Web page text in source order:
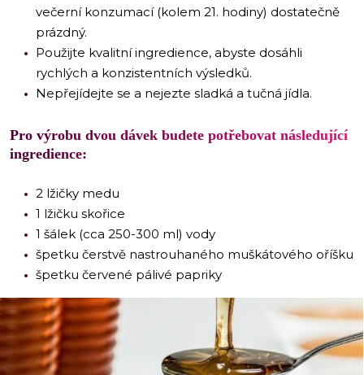
večerní konzumací (kolem 21. hodiny) dostatečně
prázdný.
Použijte kvalitní ingredience, abyste dosáhli
rychlých a konzistentních výsledků.
Nepřejídejte se a nejezte sladká a tučná jídla.
Pro výrobu dvou dávek budete potřebovat následující
ingredience:
2 lžičky medu
1 lžičku skořice
1 šálek (cca 250-300 ml) vody
špetku čerstvě nastrouhaného muškátového oříšku
špetku červené pálivé papriky